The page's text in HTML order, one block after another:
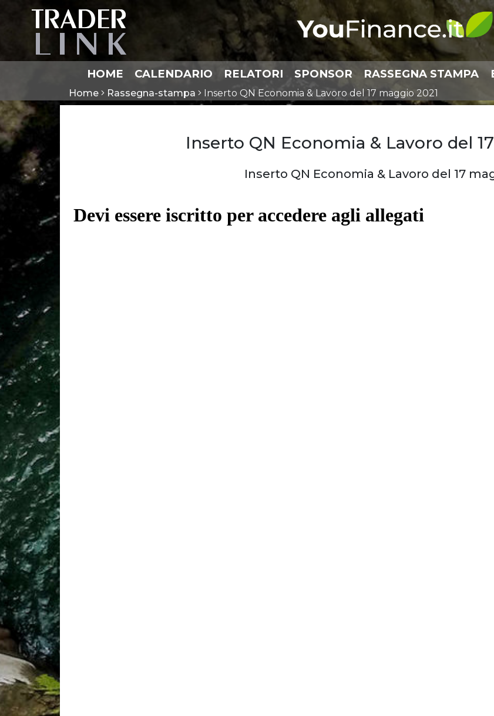
HOME CALENDARIO RELATORI SPONSOR RASSEGNA STAMPA
Home Rassegna-stampa Inserto QN Economia & Lavoro del 17 maggio 2021
Inserto QN Economia & Lavoro del
Inserto QN Economia & Lavoro del 17